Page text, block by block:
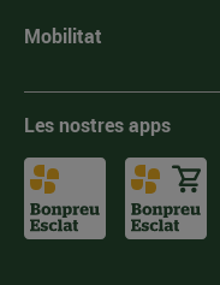
Mobilitat
Les nostres apps